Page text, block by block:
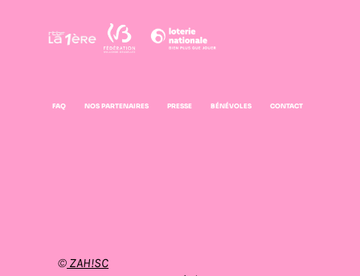
© ZAH!SC
FAQ NOS PARTENAIRES PRESSE BÉNÉVOLES CONTACT